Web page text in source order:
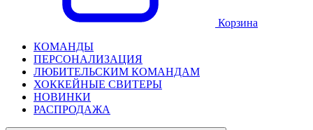
Корзина
КОМАНДЫ
ПЕРСОНАЛИЗАЦИЯ
ЛЮБИТЕЛЬСКИМ КОМАНДАМ
ХОККЕЙНЫЕ СВИТЕРЫ
НОВИНКИ
РАСПРОДАЖА